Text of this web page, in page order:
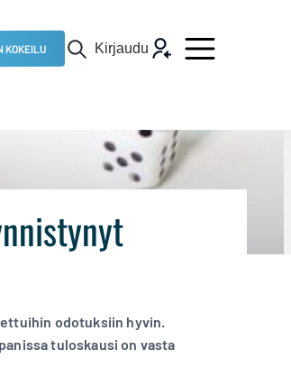
KOKEILU Kirjaudu
odotuksiin hyvin.
tuloskausi on vasta